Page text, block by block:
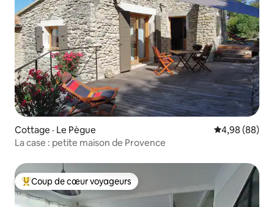
Cottage · Le Pègue Note
4,98 (88)
La case : petite maison de Provence
Coup de cœur voyageurs parmi les plus aimés
Coup de cœur voyageurs